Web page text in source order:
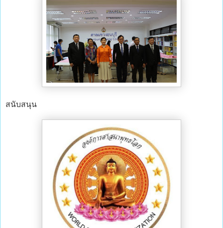
สนับสนุน